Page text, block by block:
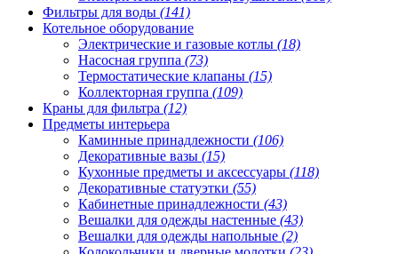
Фильтры для воды (141)
Котельное оборудование
Электрические и газовые котлы (18)
Насосная группа (73)
Термостатические клапаны (15)
Коллекторная группа (109)
Краны для фильтра (12)
Предметы интерьера
Каминные принадлежности (106)
Декоративные вазы (15)
Кухонные предметы и аксессуары (118)
Декоративные статуэтки (55)
Кабинетные принадлежности (43)
Вешалки для одежды настенные (43)
Вешалки для одежды напольные (2)